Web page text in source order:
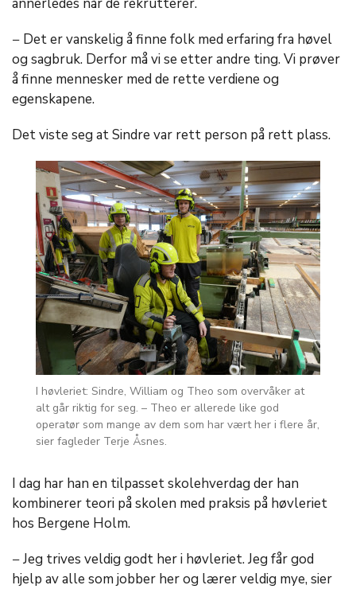
− Det er vanskelig å finne folk med erfaring fra høvel
og sagbruk. Derfor må vi se etter andre ting. Vi prøver
å finne mennesker med de rette verdiene og
egenskapene.
Det viste seg at Sindre var rett person på rett plass.
I høvleriet: Sindre, William og Theo som overvåker at
alt går riktig for seg. – Theo er allerede like god
operatør som mange av dem som har vært her i flere år,
sier fagleder Terje Åsnes.
I dag har han en tilpasset skolehverdag der han
kombinerer teori på skolen med praksis på høvleriet
hos Bergene Holm.
− Jeg trives veldig godt her i høvleriet. Jeg får god
hjelp av alle som jobber her og lærer veldig mye, sier